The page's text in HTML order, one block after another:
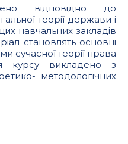
відповідно до
теорії держави і
навчальних закладів
становлять основні
сучасної теорії права
курсу викладено з
методологічних